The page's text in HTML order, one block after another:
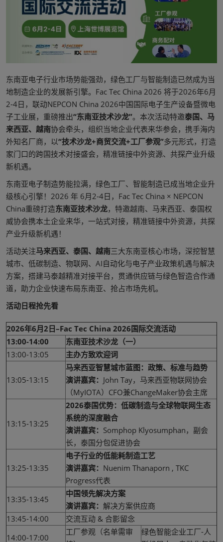
东南亚电子行业市场势能强劲，绿色工厂与智能制造已然成为当
地制造企业的发展新引擎。Fac Tec China 2026 将于2026年6月
2-4日，联动NEPCON China 2026中国国际电子生产设备暨微电
子工业展，重磅推出“东南亚技术沙龙”。本次活动特邀泰国、马
来西亚、越南协会牵头，组织当地企业代表来华参会，携手海内
外知名厂商，以“技术沙龙+商贸交流+工厂参观”多元形式，打造
家门口的跨国技术对接盛会，精准链接中外资源、共探产业升级
新机遇。
东南亚电子制造势能拉满，绿色工厂、智能制造已成当地企业升
级核心引擎！2026 年 6月2-4日，Fac Tec China × NEPCON
China重磅打造东南亚技术沙龙，特邀越南、马来西亚、泰国权
威协会携本土企业来华，一站式对接，精准链接中外资源，共探
产业升级新机遇！
活动关注马来西亚、泰国、越南三大东南亚核心市场，深挖智慧
城市、低碳制造、物联网、AI自动化与电子产业政策机遇与解决
方案，搭建马泰越精准对接平台，贯通供应链与绿色智造合作通
道，助力企业快速布局东南亚、抢占市场先机。
活动日程抢先看
2026年6月2日–Fac Tec China 2026国际交流活动
13:00-14:00
东南亚技术沙龙（一）
13:00-13:05
主办方致欢迎词
13:05-13:15
马来西亚智慧城市蓝图：政策、标准与趋势
演讲嘉宾： John Tay，马来西亚物联网协会
（MyIOTA）CFO兼ChangeMaker协会主席
13:15-13:25
2026泰国优势：低碳制造与全球物联网生态
系统的深度融合
演讲嘉宾： Somphop Klyosumphan，副会
长，泰国分包促进协会
13:25-13:35
电子行业的低能耗制造工艺
演讲嘉宾： Nuenim Thanaporn , TKC
Progress代表
13:35-13:45
中国领先解决方案
演讲嘉宾： 解决方案供应商
13:45-14:00
交流互动 & 合影留念
14:00-17:00
工厂参观（名单需审
绿色智能企业工厂-人